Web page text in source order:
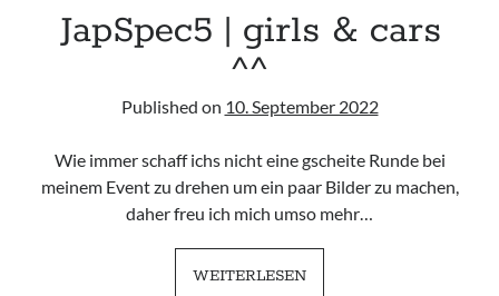
JapSpec5 | girls & cars
^^
Published on 10. September 2022
Wie immer schaff ichs nicht eine gscheite Runde bei
meinem Event zu drehen um ein paar Bilder zu machen,
daher freu ich mich umso mehr…
WEITERLESENJAPSPEC5